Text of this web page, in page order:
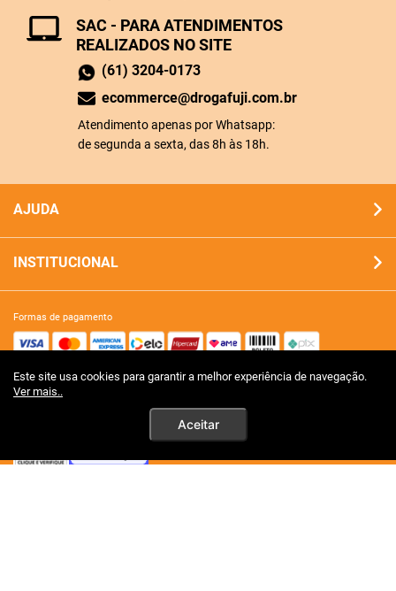
Este site usa cookies para garantir a melhor experiência de navegação.
Ver mais..
Aceitar
SAC - PARA ATENDIMENTOS
REALIZADOS NO SITE
(61) 3204-0173
ecommerce@drogafuji.com.br
Atendimento apenas por Whatsapp:
de segunda a sexta, das 8h às 18h.
AJUDA
INSTITUCIONAL
formas de pagamento
site 100% seguro